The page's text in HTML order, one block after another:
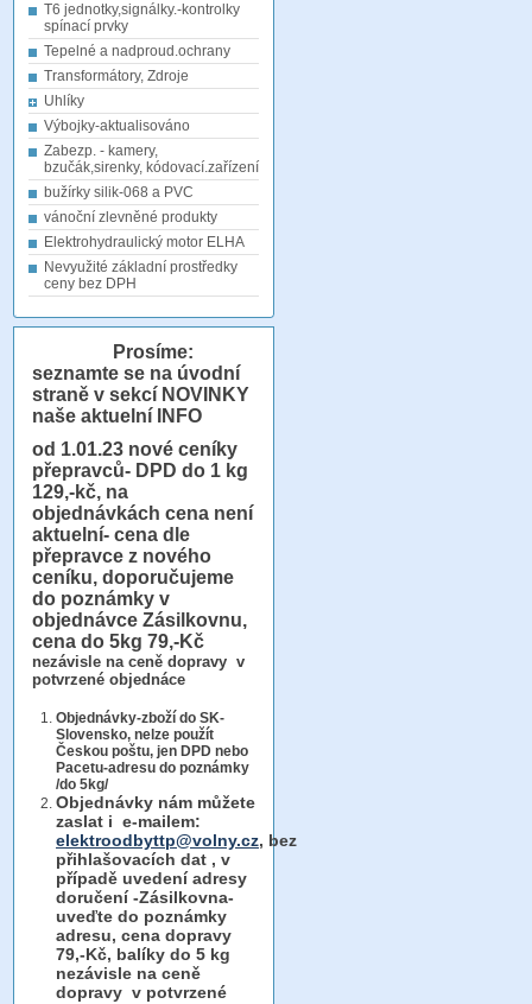
T6 jednotky,signálky.-kontrolky
spínací prvky
Tepelné a nadproud.ochrany
Transformátory, Zdroje
Uhlíky
Výbojky-aktualisováno
Zabezp. - kamery,
bzučák,sirenky, kódovací.zařízení
bužírky silik-068 a PVC
vánoční zlevněné produkty
Elektrohydraulický motor ELHA
Nevyužité základní prostředky
ceny bez DPH
Prosíme:
seznamte se na úvodní
straně v sekcí NOVINKY
naše aktuelní INFO
od 1.01.23 nové ceníky
přepravců- DPD do 1 kg
129,-kč, na
objednávkách cena není
aktuelní- cena dle
přepravce z nového
ceníku, doporučujeme
do poznámky v
objednávce Zásilkovnu,
cena do 5kg 79,-Kč
nezávisle na ceně dopravy v
potvrzené objednáce
Objednávky-zboží do SK-
Slovensko, nelze použít
Českou poštu, jen DPD nebo
Pacetu-adresu do poznámky
/do 5kg/
Objednávky nám můžete
zaslat i e-mailem:
elektroodbyttp@volny.cz, bez
přihlašovacích dat , v
případě uvedení adresy
doručení -Zásilkovna-
uveďte do poznámky
adresu, cena dopravy
79,-Kč, balíky do 5 kg
nezávisle na ceně
dopravy v potvrzené